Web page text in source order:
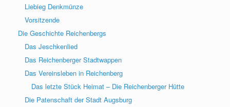
Liebieg Denkmünze
Vorsitzende
Die Geschichte Reichenbergs
Das Jeschkenlied
Das Reichenberger Stadtwappen
Das Vereinsleben in Reichenberg
Das letzte Stück Heimat – Die Reichenberger Hütte
Die Patenschaft der Stadt Augsburg